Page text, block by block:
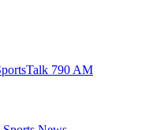
790 AM